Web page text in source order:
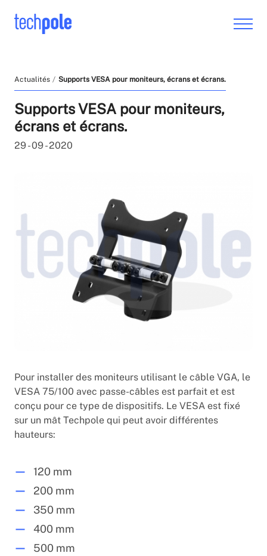
Actualités Supports VESA pour moniteurs, écrans et écrans.
Supports VESA pour moniteurs,
écrans et écrans.
29 - 09 - 2020
Pour installer des moniteurs utilisant le câble VGA, le
VESA 75/100 avec passe-câbles est parfait et est
conçu pour ce type de dispositifs. Le VESA est fixé
sur un mât Techpole qui peut avoir différentes
hauteurs:
120 mm
200 mm
350 mm
400 mm
500 mm